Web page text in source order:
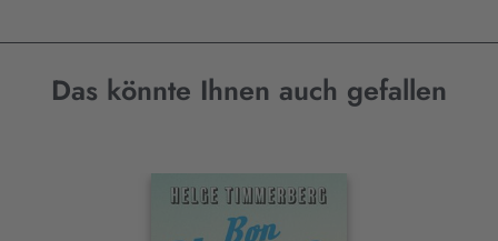
Das könnte Ihnen auch gefallen